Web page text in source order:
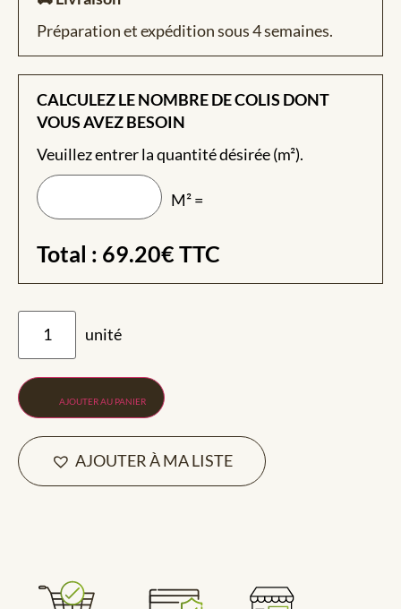
Préparation et expédition sous 4 semaines.
CALCULEZ LE NOMBRE DE COLIS DONT
VOUS AVEZ BESOIN
Veuillez entrer la quantité désirée (m²).
M² =
Total : 69.20€ TTC
AJOUTER AU PANIER
AJOUTER À MA LISTE